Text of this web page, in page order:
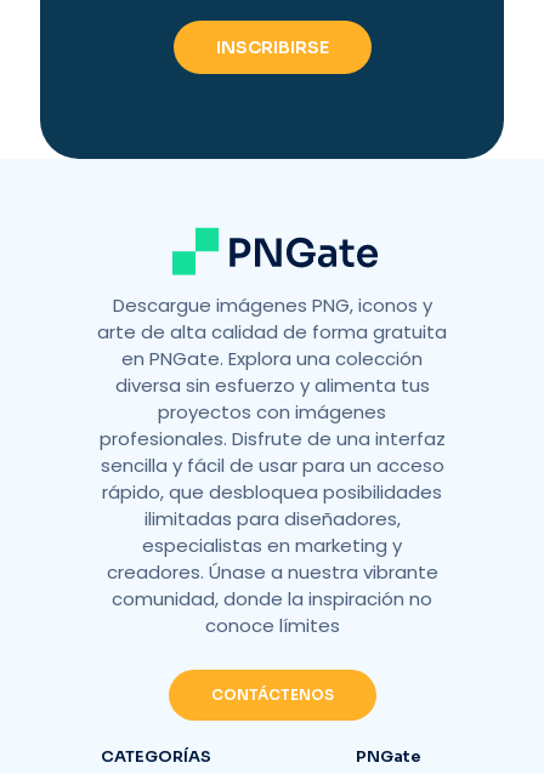
Descargue imágenes PNG, iconos y
arte de alta calidad de forma gratuita
en PNGate. Explora una colección
diversa sin esfuerzo y alimenta tus
proyectos con imágenes
profesionales. Disfrute de una interfaz
sencilla y fácil de usar para un acceso
rápido, que desbloquea posibilidades
ilimitadas para diseñadores,
especialistas en marketing y
creadores. Únase a nuestra vibrante
comunidad, donde la inspiración no
conoce límites
CONTÁCTENOS
CATEGORÍAS
PNGate